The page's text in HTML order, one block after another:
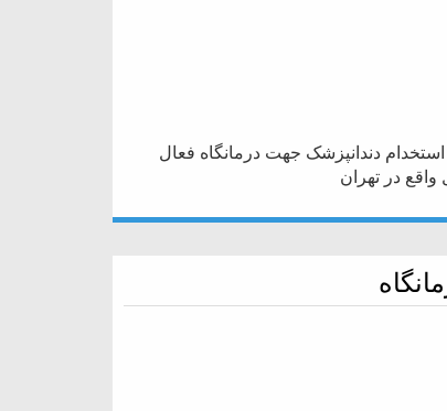
استخدام دندانپزشک جهت درمانگاه فعال
واقع در تهران